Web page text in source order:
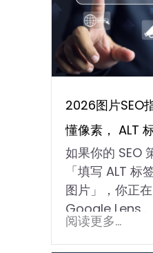
2026图片SEO
懂像素， ALT
如果你的 SEO
「填写 ALT 标
图片」，你正
Google Lens…
阅读更多...